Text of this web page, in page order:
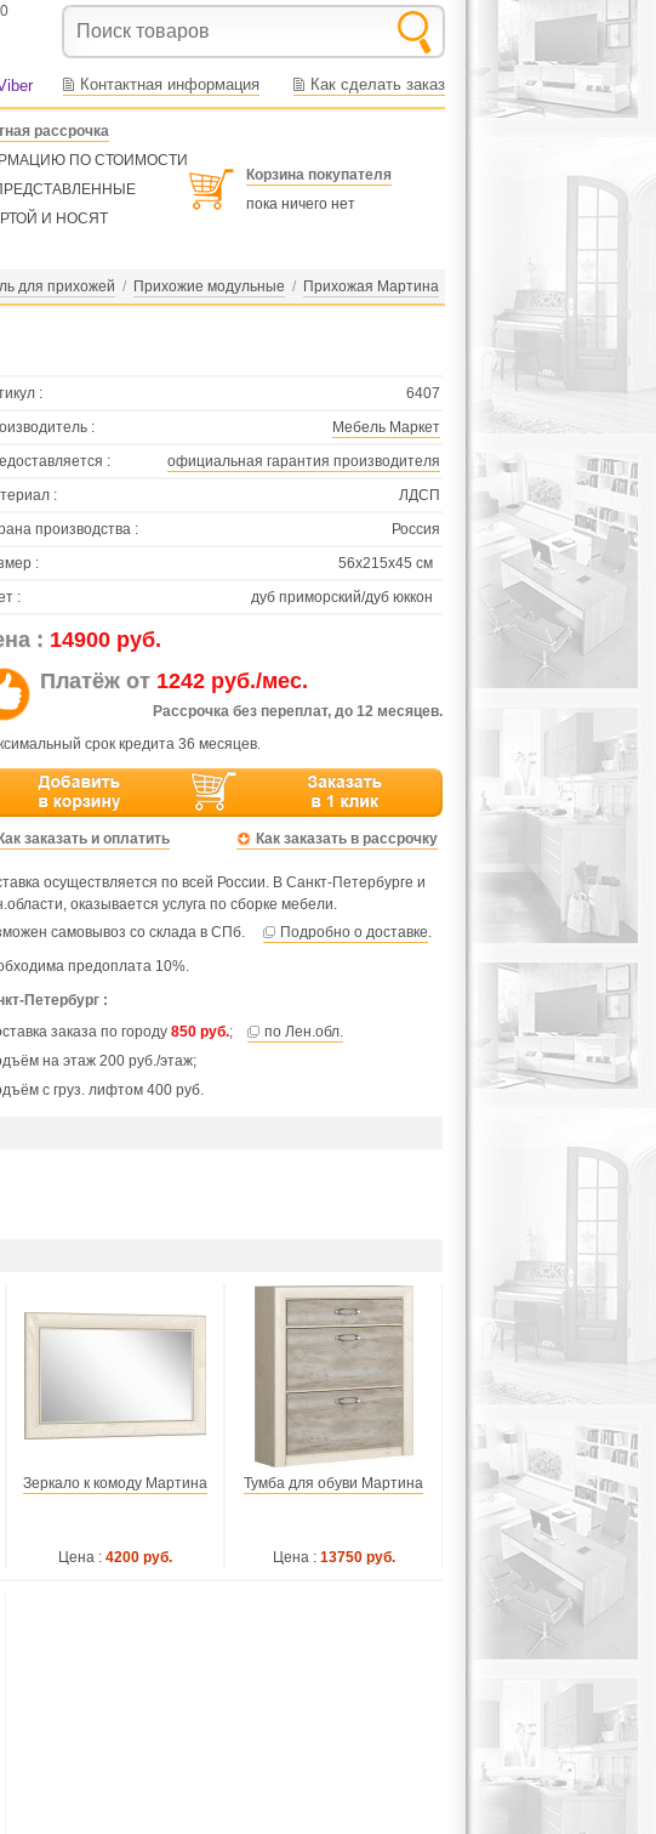
Контактная информация Как сделать заказ
рассрочка
ПО СТОИМОСТИ
И НОСЯТ
Корзина покупателя
пока ничего нет
для прихожей / Прихожие модульные / Прихожая Мартина
:
6407
:
Мебель Маркет
:
официальная гарантия производителя
:
ЛДСП
производства :
Россия
:
56х215х45 см
:
дуб приморский/дуб юккон
: 14900 руб.
Платёж от 1242 руб./мес.
Рассрочка без переплат, до 12 месяцев.
срок кредита 36 месяцев.
Как заказать и оплатить Как заказать в рассрочку
осуществляется по всей России. В Санкт-Петербурге и
оказывается услуга по сборке мебели.
самовывоз со склада в СПб.
Подробно о доставке.
предоплата 10%.
Петербург :
заказа по городу 850 руб.;
по Лен.обл.
на этаж 200 руб./этаж;
с груз. лифтом 400 руб.
Зеркало к комоду Мартина
Цена : 4200 руб.
Тумба для обуви Мартина
Цена : 13750 руб.